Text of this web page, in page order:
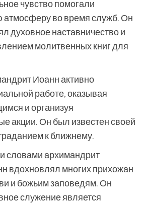
чувство помогали
атмосферу во время служб. Он
духовное наставничество и
молитвенных книг для
Иоанн активно
работе, оказывая
и организуя
акции. Он был известен своей
к ближнему.
словами архимандрит
вдохновлял многих прихожан
и божьим заповедям. Он
служение является